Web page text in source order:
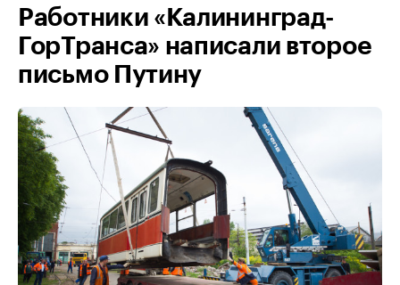
Работники «Калининград-
ГорТранса» написали второе
письмо Путину